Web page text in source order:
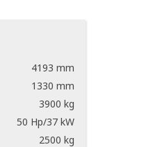
4193 mm
1330 mm
3900 kg
50 Hp/37 kW
2500 kg